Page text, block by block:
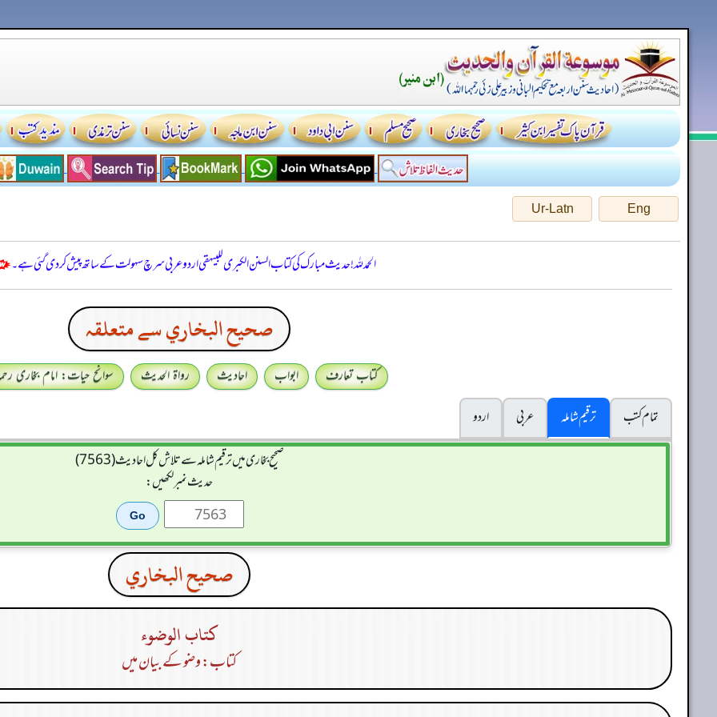
Eng
Ur-Latn
الحمدللہ! حدیث مبارک کی کتاب السنن الكبرى للبيهقي اردو عربی سرچ سہولت کے ساتھ پیش کر دی گئی ہے۔
صحيح البخاري سے متعلقہ
کتاب تعارف ابواب احادیث رواۃ الحدیث
سوانح حیات: امام بخاری
تمام کتب
ترقیم شاملہ عربی
اردو
صحیح بخاری میں ترقیم شاملہ سے تلاش کل احادیث (7563)
حدیث نمبر لکھیں:
صحيح البخاري
كتاب الوضوء
کتاب: وضو کے بیان میں